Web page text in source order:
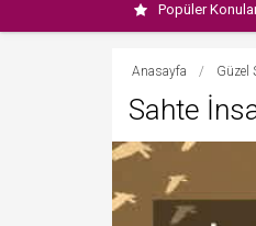
Popüler
Anasayfa / Güzel
Sahte